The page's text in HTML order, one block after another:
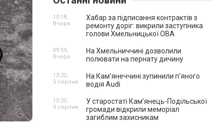
Хабар за підписання контрактів з
ремонту доріг: викрили заступника
голови Хмельницької ОВА
10:18,
Вчора
На Хмельниччині дозволили
полювати на пернату дичину
09:59,
Вчора
На Камʼянеччині зупинили п'яного
водія Audi
13:20,
5 серпня
У старостаті Кам’янець-Подільської
громади відкрили меморіал
загиблим захисникам
12:20,
5 серпня